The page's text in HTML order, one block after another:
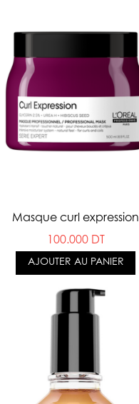
Masque curl expression
100.000 DT
AJOUTER AU PANIER